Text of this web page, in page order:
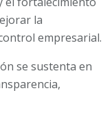
la
empresarial.
se sustenta en